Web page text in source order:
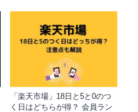
「楽天市場」18日と5と0のつ
く日はどちらが得？ 会員ラン